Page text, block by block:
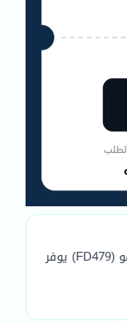
كود خصم كريم فود Careem Food هو (FD479) يوفر